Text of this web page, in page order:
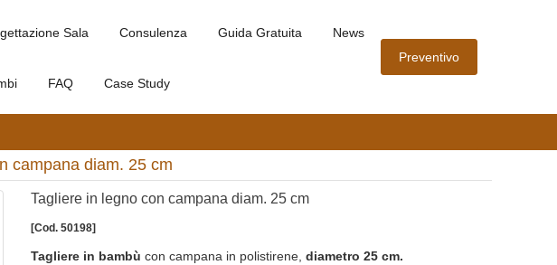
Sala Consulenza Guida Gratuita News
FAQ Case Study
Preventivo
campana diam. 25 cm
Tagliere in legno con campana diam. 25 cm
[Cod. 50198]
Tagliere in bambù con campana in polistirene, diametro 25 cm.